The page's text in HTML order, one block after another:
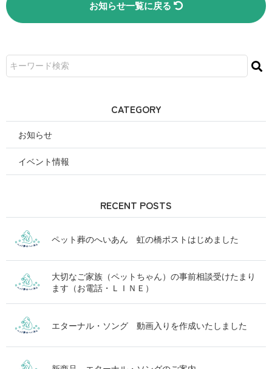
お知らせ一覧に戻る
CATEGORY
お知らせ
イベント情報
RECENT POSTS
ペット葬のへいあん 虹の橋ポストはじめました
大切なご家族（ペットちゃん）の事前相談受けたまり
ます（お電話・ＬＩＮＥ）
エターナル・ソング 動画入りを作成いたしました